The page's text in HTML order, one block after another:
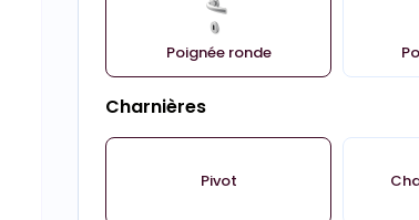
Poignée ronde
Charnières
Pivot